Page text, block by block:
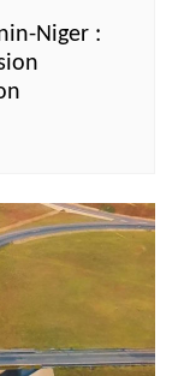
Niger :